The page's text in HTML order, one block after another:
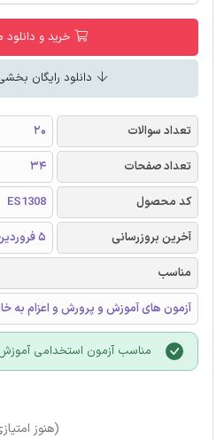
خرید و
دانلود رایگان
تعداد سوالات
20
تعداد صفحات
34
کد محصول
ES1308
آخرین بروزرسانی
5 فروردین 1404
مناسب
آزمون های آموزش و پرورش و اعزام به
مناسب آزمون استخدامی
(هنوز